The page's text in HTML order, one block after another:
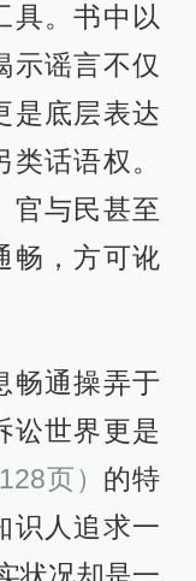
具。书中以
示谣言不仅
是底层表达
话语权。
官与民甚至
畅，方可讹
畅通操弄于
讼世界更是
128页） 的特
识人追求一